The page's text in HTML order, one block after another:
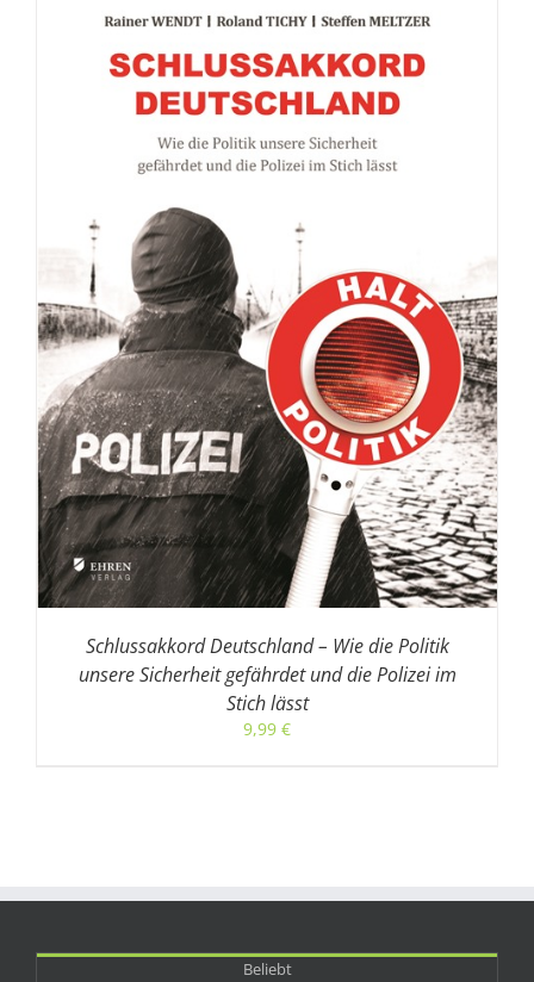
Schlussakkord Deutschland – Wie die Politik
unsere Sicherheit gefährdet und die Polizei im
Stich lässt
9,99 €
Beliebt